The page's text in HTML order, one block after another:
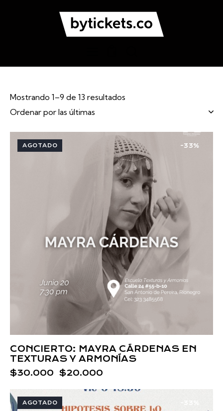
Mostrando 1–9 de 13 resultados
AGOTADO -33%
CONCIERTO: MAYRA CÁRDENAS EN
TEXTURAS Y ARMONÍAS
$30.000 $20.000
AGOTADO -33%